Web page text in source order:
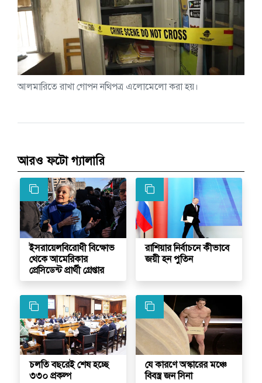
আলমারিতে রাখা গোপন নথিপত্র এলোমেলো করা হয়।
আরও ফটো গ্যালারি
ইসরায়েলবিরোধী বিক্ষোভ
থেকে আমেরিকার
প্রেসিডেন্ট প্রার্থী গ্রেপ্তার
রাশিয়ার নির্বাচনে কীভাবে
জয়ী হন পুতিন
চলতি বছরেই শেষ হচ্ছে
৩৩০ প্রকল্প
যে কারণে অস্কারের মঞ্চে
বিবস্ত্র জন সিনা